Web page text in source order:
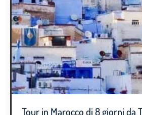
Tour in Marocco di 8 giorni da